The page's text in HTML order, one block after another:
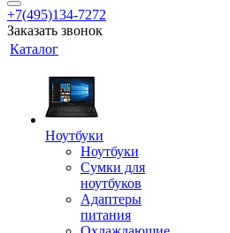
+7(495)134-7272
Заказать звонок
Каталог
Ноутбуки
Ноутбуки
Сумки для
ноутбуков
Адаптеры
питания